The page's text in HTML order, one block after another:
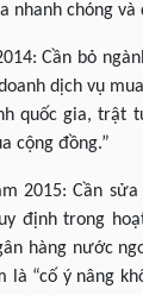
nhanh chóng
Cần bỏ
dịch vụ
quốc gia, trật
cộng đồng.”
2015: Cần
định trong
hàng nước
là “cố ý nâng